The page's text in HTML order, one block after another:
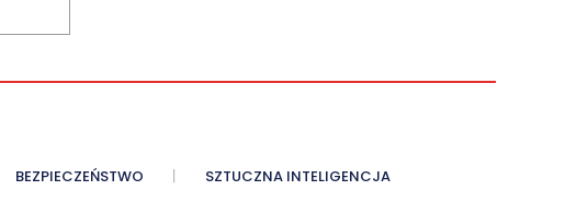
BEZPIECZEŃSTWO SZTUCZNA INTELIGENCJA